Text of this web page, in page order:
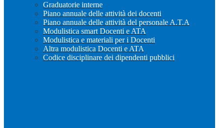
Graduatorie interne
Piano annuale delle attività dei docenti
Piano annuale delle attività del personale A.T.A
Modulistica smart Docenti e ATA
Modulistica e materiali per i Docenti
Altra modulistica Docenti e ATA
Codice disciplinare dei dipendenti pubblici